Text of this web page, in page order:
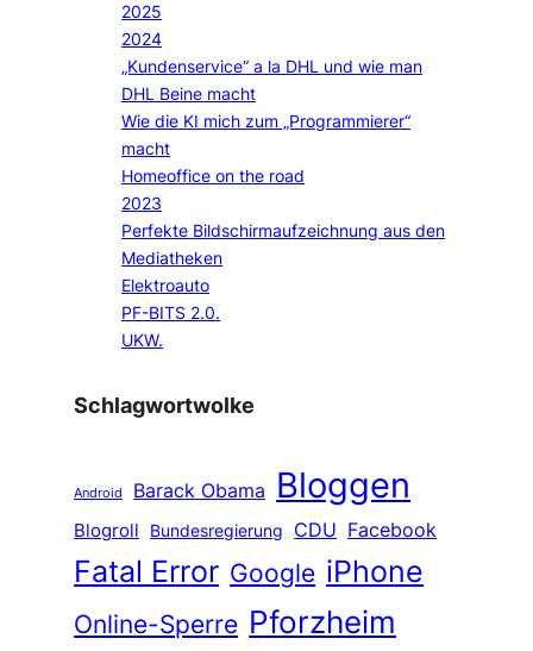
2025
2024
„Kundenservice“ a la DHL und wie man
DHL Beine macht
Wie die KI mich zum „Programmierer“
macht
Homeoffice on the road
2023
Perfekte Bildschirmaufzeichnung aus den
Mediatheken
Elektroauto
PF-BITS 2.0.
UKW.
Schlagwortwolke
Android Barack Obama Bloggen
Blogroll Bundesregierung CDU Facebook
Fatal Error Google iPhone
Online-Sperre Pforzheim